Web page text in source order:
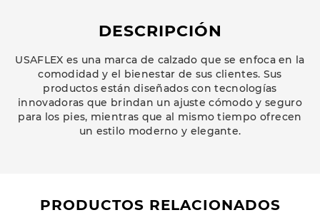
DESCRIPCIÓN
USAFLEX es una marca de calzado que se enfoca en la
comodidad y el bienestar de sus clientes. Sus
productos están diseñados con tecnologías
innovadoras que brindan un ajuste cómodo y seguro
para los pies, mientras que al mismo tiempo ofrecen
un estilo moderno y elegante.
PRODUCTOS RELACIONADOS